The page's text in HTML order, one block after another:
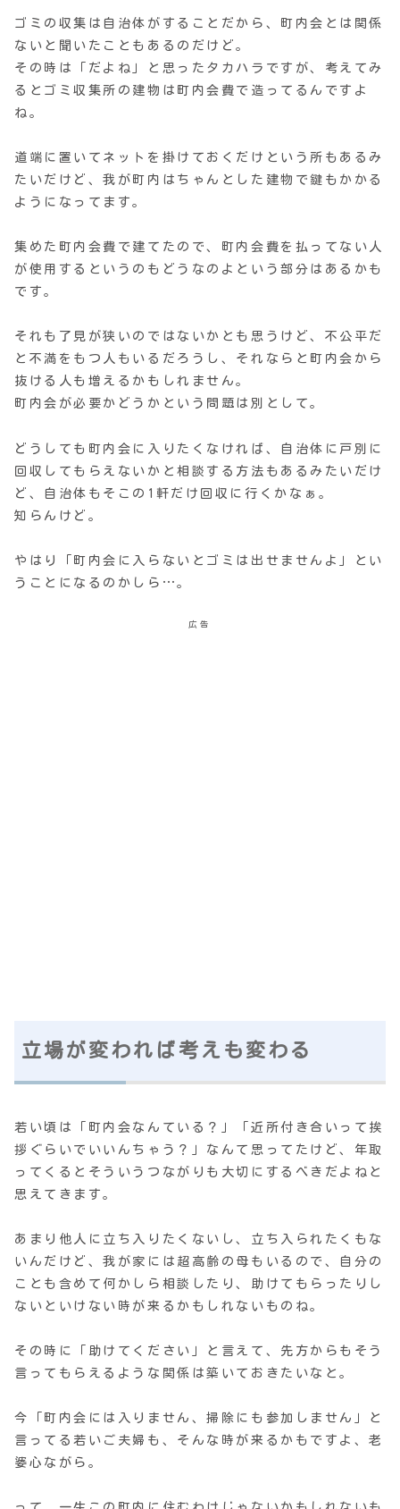
ゴミの収集は自治体がすることだから、町内会とは関係
ないと聞いたこともあるのだけど。
その時は「だよね」と思ったタカハラですが、考えてみ
るとゴミ収集所の建物は町内会費で造ってるんですよ
ね。
道端に置いてネットを掛けておくだけという所もあるみ
たいだけど、我が町内はちゃんとした建物で鍵もかかる
ようになってます。
集めた町内会費で建てたので、町内会費を払ってない人
が使用するというのもどうなのよという部分はあるかも
です。
それも了見が狭いのではないかとも思うけど、不公平だ
と不満をもつ人もいるだろうし、それならと町内会から
抜ける人も増えるかもしれません。
町内会が必要かどうかという問題は別として。
どうしても町内会に入りたくなければ、自治体に戸別に
回収してもらえないかと相談する方法もあるみたいだけ
ど、自治体もそこの1軒だけ回収に行くかなぁ。
知らんけど。
やはり「町内会に入らないとゴミは出せませんよ」とい
うことになるのかしら…。
広告
立場が変われば考えも変わる
若い頃は「町内会なんている？」「近所付き合いって挨
拶ぐらいでいいんちゃう？」なんて思ってたけど、年取
ってくるとそういうつながりも大切にするべきだよねと
思えてきます。
あまり他人に立ち入りたくないし、立ち入られたくもな
いんだけど、我が家には超高齢の母もいるので、自分の
ことも含めて何かしら相談したり、助けてもらったりし
ないといけない時が来るかもしれないものね。
その時に「助けてください」と言えて、先方からもそう
言ってもらえるような関係は築いておきたいなと。
今「町内会には入りません、掃除にも参加しません」と
言ってる若いご夫婦も、そんな時が来るかもですよ、老
婆心ながら。